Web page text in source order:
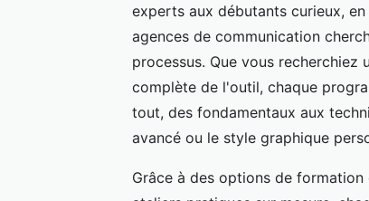
experts aux débutants curieux,
agences de communication
processus. Que vous
complète de l'outil, chaque
tout, des fondamentaux aux
avancé ou le style graphique
Grâce à des options de